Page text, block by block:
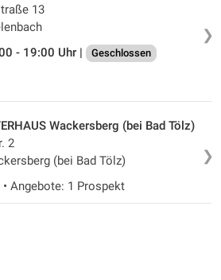
❯
13
- 19:00 Uhr |
Geschlossen
❯
Wackersberg (bei Bad Tölz)
2
(bei Bad Tölz)
• Angebote: 1 Prospekt